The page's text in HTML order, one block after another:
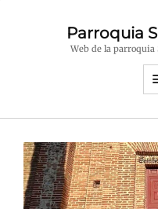
Parroquia
Web de la parroquia